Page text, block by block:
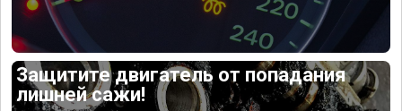
Защитите двигатель от попадания
лишней сажи!